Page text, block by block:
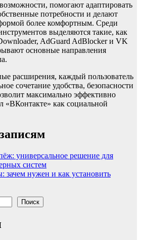
помогают адаптировать
потребности и делают
более комфортным. Среди
выделяются такие, как
AdGuard AdBlocker и VK
основные направления
расширения, каждый пользователь
сочетание удобства, безопасности
максимально эффективно
«ВКонтакте» как социальной
универсальное решение для
систем
нужен и как установить
Поиск